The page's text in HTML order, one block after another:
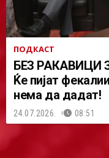
ПОДКАСТ
БЕЗ РАКАВИЦИ
Ќе пијат
нема да дадат!
24.07.2026. 08:51